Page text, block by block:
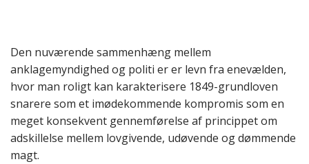
Den nuværende sammenhæng mellem
anklagemyndighed og politi er er levn fra enevælden,
hvor man roligt kan karakterisere 1849-grundloven
snarere som et imødekommende kompromis som en
meget konsekvent gennemførelse af princippet om
adskillelse mellem lovgivende, udøvende og dømmende
magt.